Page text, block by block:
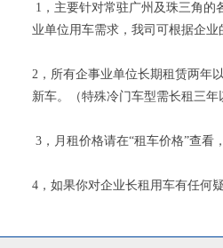
1，主要针对常驻广州及珠三角
业单位用车需求，我司可根据企业
2，所有企事业单位长期租赁两年
新车。（特殊冷门车型需长租三年
3，月租价格请在“租车价格”查看
4，如果你对企业长租用车有任何